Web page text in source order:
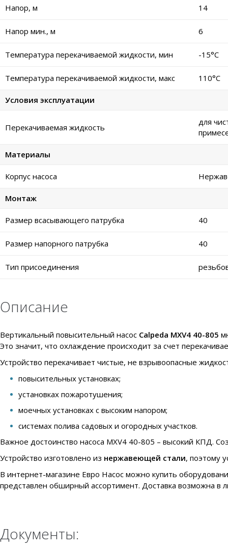
Напор, м 14
Напор мин., м 6
Температура перекачиваемой жидкости, мин -15°C
Температура перекачиваемой жидкости, макс 110°C
Условия эксплуатации
Перекачиваемая жидкость
для
Материалы
Корпус насоса
Монтаж
Размер всасывающего патрубка 40
Размер напорного патрубка 40
Тип присоединения
Описание
Вертикальный повысительный насос Calpeda MXV4 40-805
Это значит, что охлаждение происходит за счет
Устройство перекачивает чистые, не взрывоопасные
повысительных установках;
установках пожаротушения;
моечных установках с высоким напором;
системах полива садовых и огородных участков.
Важное достоинство насоса MXV4 40-805 – высокий КПД.
Устройство изготовлено из нержавеющей стали, поэтому
В интернет-магазине Евро Насос можно купить
представлен обширный ассортимент. Доставка возможна в
Документы: